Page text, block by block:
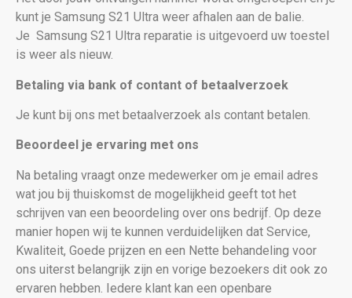
kunt je Samsung S21 Ultra weer afhalen aan de balie.
Je Samsung S21 Ultra reparatie is uitgevoerd uw toestel
is weer als nieuw.
Betaling via bank of contant of betaalverzoek
Je kunt bij ons met betaalverzoek als contant betalen.
Beoordeel je ervaring met ons
Na betaling vraagt onze medewerker om je email adres
wat jou bij thuiskomst de mogelijkheid geeft tot het
schrijven van een beoordeling over ons bedrijf. Op deze
manier hopen wij te kunnen verduidelijken dat Service,
Kwaliteit, Goede prijzen en een Nette behandeling voor
ons uiterst belangrijk zijn en vorige bezoekers dit ook zo
ervaren hebben. Iedere klant kan een openbare